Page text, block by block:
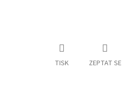
TISK ZEPTAT SE